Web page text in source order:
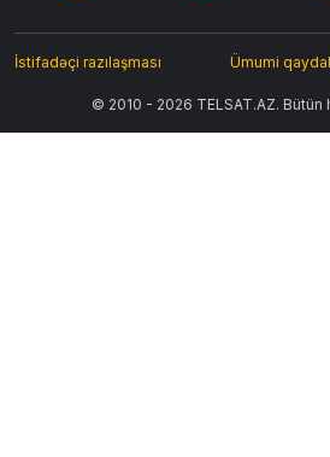
© 2010 - 2026 TELSAT.AZ. Bütün
İstifadəçi razılaşması Ümumi